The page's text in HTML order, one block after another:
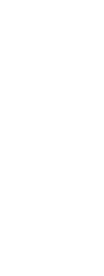
Clôture en
Choisir une
décision
préservant une